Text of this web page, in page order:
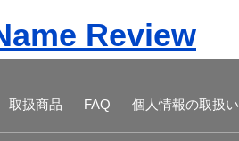
Review
取扱商品 FAQ 個人情報の取扱い